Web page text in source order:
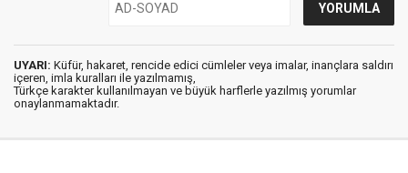
UYARI: Küfür, hakaret, rencide edici cümleler veya imalar, inançlara saldırı
içeren, imla kuralları ile yazılmamış,
Türkçe karakter kullanılmayan ve büyük harflerle yazılmış yorumlar
onaylanmamaktadır.